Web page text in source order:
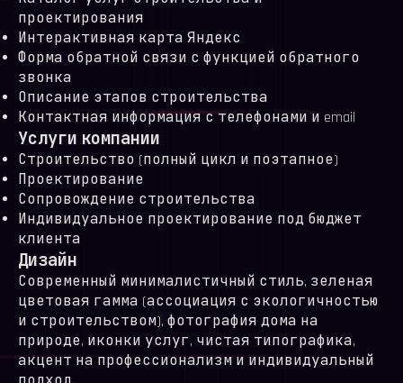
проектирования
Интерактивная карта Яндекс
Форма обратной связи с функцией обратного
звонка
Описание этапов строительства
Контактная информация с телефонами и email
Услуги компании
Строительство (полный цикл и поэтапное)
Проектирование
Сопровождение строительства
Индивидуальное проектирование под бюджет
клиента
Дизайн
Современный минималистичный стиль, зеленая
цветовая гамма (ассоциация с экологичностью
и строительством), фотография дома на
природе, иконки услуг, чистая типографика,
акцент на профессионализм и индивидуальный